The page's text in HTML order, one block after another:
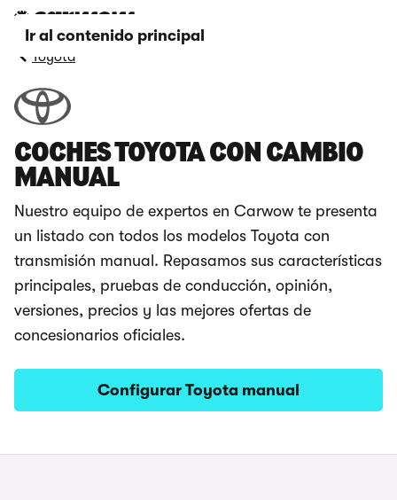
Ir al contenido principal
Toyota
COCHES TOYOTA CON CAMBIO
MANUAL
Nuestro equipo de expertos en Carwow te presenta
un listado con todos los modelos Toyota con
transmisión manual. Repasamos sus características
principales, pruebas de conducción, opinión,
versiones, precios y las mejores ofertas de
concesionarios oficiales.
Configurar Toyota manual